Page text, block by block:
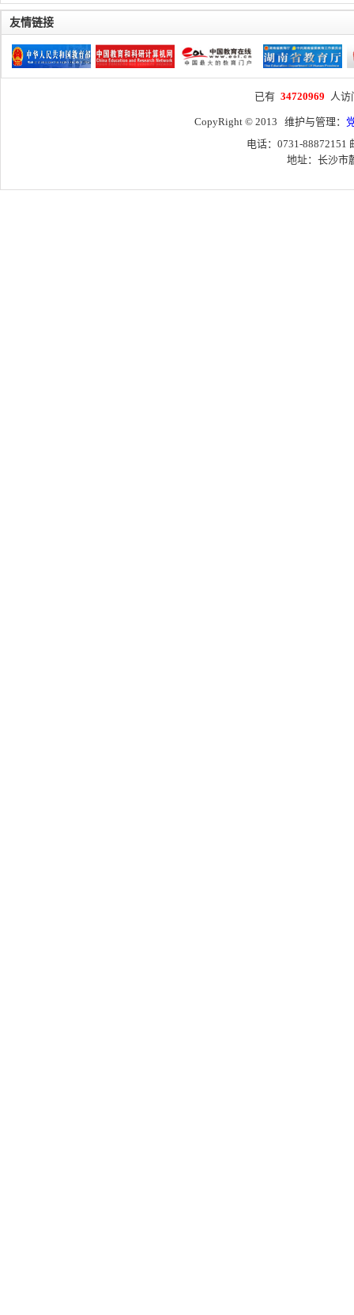
友情链接
已有 34720969 人
CopyRight © 2013 维护与管理：
电话：0731-88872151
地址：长沙市